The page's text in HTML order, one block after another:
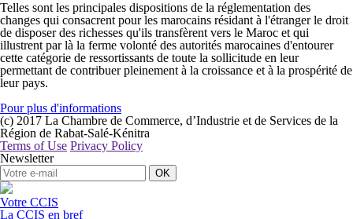
Telles sont les principales dispositions de la réglementation des
changes qui consacrent pour les marocains résidant à l'étranger le droit
de disposer des richesses qu'ils transfèrent vers le Maroc et qui
illustrent par là la ferme volonté des autorités marocaines d'entourer
cette catégorie de ressortissants de toute la sollicitude en leur
permettant de contribuer pleinement à la croissance et à la prospérité de
leur pays.
Pour plus d'informations
(c) 2017 La Chambre de Commerce, d’Industrie et de Services de la
Région de Rabat-Salé-Kénitra
Terms of Use Privacy Policy
Newsletter
OK
Votre CCIS
La CCIS en bref